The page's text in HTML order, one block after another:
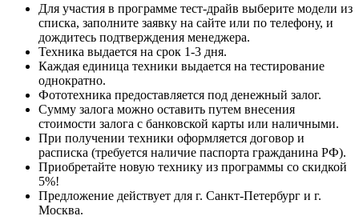
Для участия в программе тест-драйв выберите модели из
списка, заполните заявку на сайте или по телефону, и
дождитесь подтверждения менеджера.
Техника выдается на срок 1-3 дня.
Каждая единица техники выдается на тестирование
однократно.
Фототехника предоставляется под денежный залог.
Сумму залога можно оставить путем внесения
стоимости залога с банковской карты или наличными.
При получении техники оформляется договор и
расписка (требуется наличие паспорта гражданина РФ).
Приобретайте новую технику из программы со скидкой
5%!
Предложение действует для г. Санкт-Петербург и г.
Москва.